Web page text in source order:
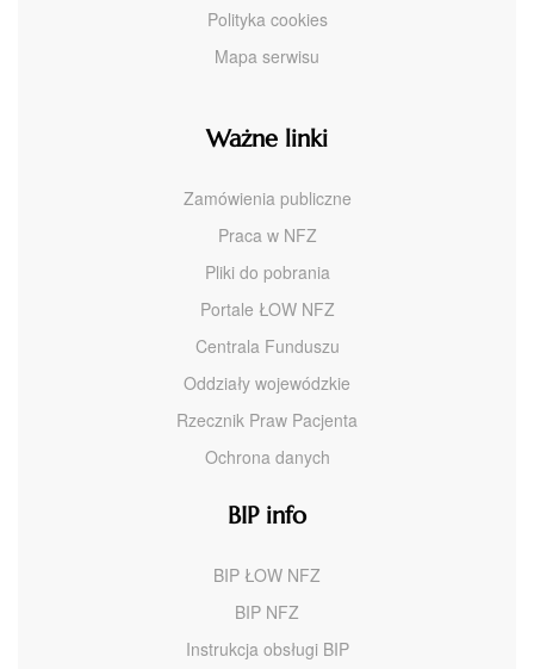
Polityka cookies
Mapa serwisu
Ważne linki
Zamówienia publiczne
Praca w NFZ
Pliki do pobrania
Portale ŁOW NFZ
Centrala Funduszu
Oddziały wojewódzkie
Rzecznik Praw Pacjenta
Ochrona danych
BIP info
BIP ŁOW NFZ
BIP NFZ
Instrukcja obsługi BIP